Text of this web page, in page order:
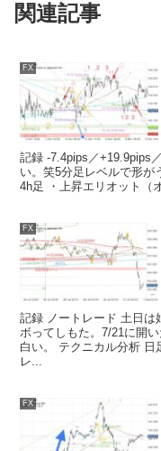
関連記事
FX
記録 -7.4pips／+19.9pips
い。笑5分足レベルで形が
4h足 ・上昇エリオット（
FX
記録 ノートレード 土日は
ボってしもた。7/21に開
白い。 テクニカル分析 日
レ...
FX